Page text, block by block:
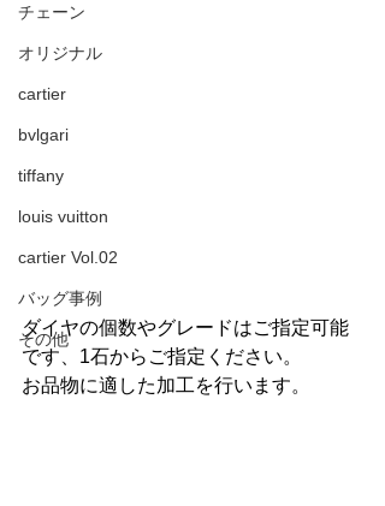
チェーン
オリジナル
cartier
bvlgari
tiffany
louis vuitton
cartier Vol.02
バッグ事例
その他
ダイヤの個数やグレードはご指定可能
です、1石からご指定ください。
お品物に適した加工を行います。